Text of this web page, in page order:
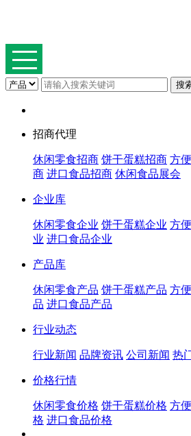
招商代理
休闲零食招商 饼干蛋糕招商 方
商 进口食品招商 休闲食品展会
企业库
休闲零食企业 饼干蛋糕企业 方
业 进口食品企业
产品库
休闲零食产品 饼干蛋糕产品 方
品 进口食品产品
行业动态
行业新闻 品牌资讯 公司新闻 热
价格行情
休闲零食价格 饼干蛋糕价格 方
格 进口食品价格